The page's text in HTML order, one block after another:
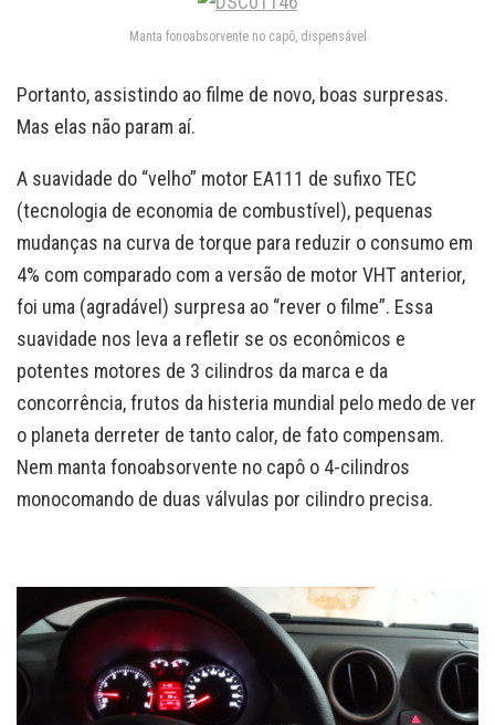
Manta fonoabsorvente no capô, dispensável
Portanto, assistindo ao filme de novo, boas surpresas.
Mas elas não param aí.
A suavidade do “velho” motor EA111 de sufixo TEC
(tecnologia de economia de combustível), pequenas
mudanças na curva de torque para reduzir o consumo em
4% com comparado com a versão de motor VHT anterior,
foi uma (agradável) surpresa ao “rever o filme”. Essa
suavidade nos leva a refletir se os econômicos e
potentes motores de 3 cilindros da marca e da
concorrência, frutos da histeria mundial pelo medo de ver
o planeta derreter de tanto calor, de fato compensam.
Nem manta fonoabsorvente no capô o 4-cilindros
monocomando de duas válvulas por cilindro precisa.